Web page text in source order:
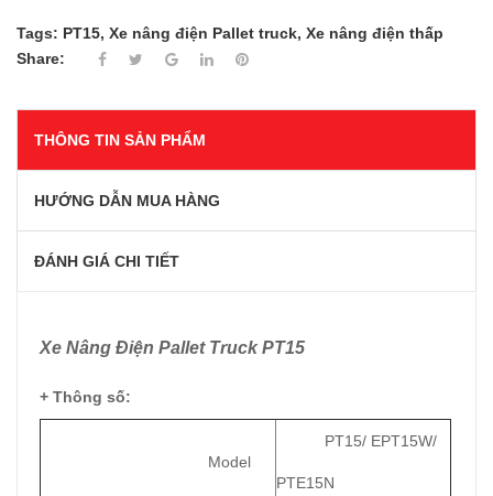
Tags: PT15, Xe nâng điện Pallet truck, Xe nâng điện thấp
Share:
THÔNG TIN SẢN PHẨM
HƯỚNG DẪN MUA HÀNG
ĐÁNH GIÁ CHI TIẾT
Xe Nâng Điện Pallet Truck PT15
+ Thông số:
Model
PT15/ EPT15W/
PTE15N